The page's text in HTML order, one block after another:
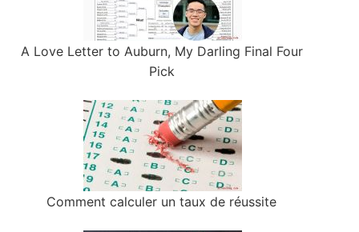
A Love Letter to Auburn, My Darling Final Four
Pick
Comment calculer un taux de réussite